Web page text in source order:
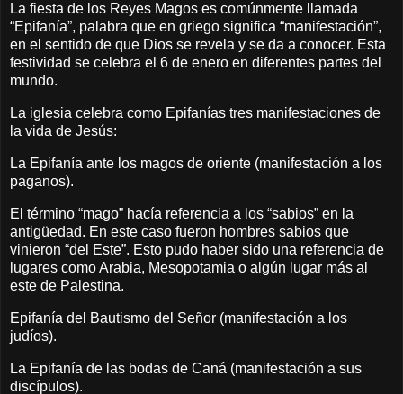
La fiesta de los Reyes Magos es comúnmente llamada
“Epifanía”, palabra que en griego significa “manifestación”,
en el sentido de que Dios se revela y se da a conocer. Esta
festividad se celebra el 6 de enero en diferentes partes del
mundo.
La iglesia celebra como Epifanías tres manifestaciones de
la vida de Jesús:
La Epifanía ante los magos de oriente (manifestación a los
paganos).
El término “mago” hacía referencia a los “sabios” en la
antigüedad. En este caso fueron hombres sabios que
vinieron “del Este”. Esto pudo haber sido una referencia de
lugares como Arabia, Mesopotamia o algún lugar más al
este de Palestina.
Epifanía del Bautismo del Señor (manifestación a los
judíos).
La Epifanía de las bodas de Caná (manifestación a sus
discípulos).